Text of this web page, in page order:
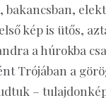
bakancsban,
kép is ütős,
a húrokba
Trójában a
–